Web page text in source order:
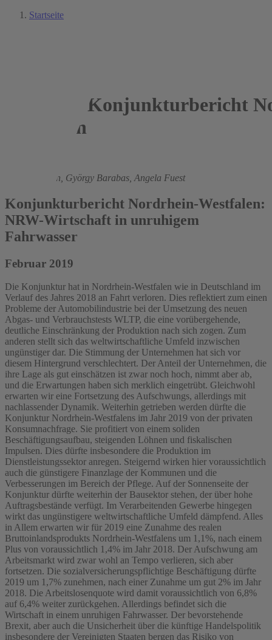
Startseite
Konjunkturbericht
Westfalen
Roland Döhrn, György Barabas, Angela Fuest
Konjunkturbericht Nordrhein-Westfalen:
NRW-Wirtschaft in unruhigem
Fahrwasser
Februar 2019
Die Konjunktur hat in Nordrhein-Westfalen wie in Deutschland im
Verlauf des Jahres 2018 an Fahrt verloren. Dies reflektiert zum einen
Probleme der Automobilindustrie bei der Umsetzung des neuen
Abgas- und Verbrauchstests WLTP, die eine vorübergehende,
deutliche Einschränkung der Produktion nach sich zogen. Zum
anderen stellt sich das weltwirtschaftliche Umfeld inzwischen
ungünstiger dar. Die Stimmung der Unternehmen hat sich vor
diesem Hintergrund verschlechtert. Der Anteil der Unternehmen, die
ihre Lage als gut einschätzen ist zwar noch hoch, nimmt aber ab,
und die Erwartungen haben sich merklich eingetrübt. Gleichwohl
erwarten wir eine Fortsetzung des Aufschwungs, allerdings mit
nachlassender Dynamik. Weiterhin getrieben werden dürfte die
Konjunktur Nordrhein-Westfalens im Jahr 2019 von der privaten
Konsumnachfrage. Sie profitiert von einem soliden
Beschäftigungsaufbau, steigenden Löhnen und fiskalischen
Impulsen. Dies dürfte insbesondere die Produktion im
Dienstleistungssektor anregen. Steigernd wirken hier voraussichtlich
auch die günstigere Finanzlage der Kommunen und die
Verbesserungen im Bereich der Pflege. Auf der Sonnenseite der
Konjunktur dürfte weiterhin der Bausektor stehen, der über hohe
Auftragsbestände verfügt. Im Verarbeitenden Gewerbe hingegen
wirkt das ungünstigere weltwirtschaftliche Umfeld dämpfend. Alles
in Allem erwarten wir für 2019 eine Zunahme des realen
Bruttoinlandsprodukts Nordrhein-Westfalens um 1,1%, nach einem
Plus von voraussichtlich 1,4% im Jahr 2018. Der Aufschwung am
Arbeitsmarkt wird zwar wohl an Tempo verlieren, sich aber
fortsetzen. Die sozialversicherungspflichtige Beschäftigung dürfte
2019 um 1,7% zunehmen, nach einer Zunahme um gut 2% im Jahr
2018. Die Arbeitslosenquote wird damit voraussichtlich von 6,8%
auf 6,4% weiter zurückgehen. Allerdings befindet sich die
Wirtschaft in einem unruhigen Fahrwasser. Der bevorstehende
Brexit, aber auch die Unsicherheit über die künftige Handelspolitik
insbesondere der Vereinigten Staaten bergen das Risiko von